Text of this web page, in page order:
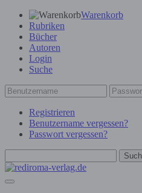
Warenkorb
Rubriken
Bücher
Autoren
Login
Suche
Registrieren
Benutzername vergessen?
Passwort vergessen?